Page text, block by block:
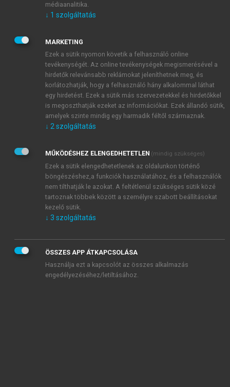
JELSZÓ
JELSZÓ ÚJRA
Kérek értesítést a MeRSZ újdonságairól, akcióiról.
Kérek értesítést az Akadémiai Kiadó Zrt. újdonságairól,
Adatkezelési tájékoztatóbanfoglaltakat tudomásul
veszem és elfogadom.
Általános vásárlási feltételeket, valamint a szotar.netés a
mersz.huoldalak licencszerződéseiben foglaltakat
tudomásul veszem és elfogadom.
KIPRÓBÁLOM
médiaanalitika.
↓ 1 szolgáltatás
MARKETING
Ezek a sütik nyomon követik a felhasználó online
tevékenységét. Az online tevékenységek megismerésével a
hirdetők relevánsabb reklámokat jeleníthetnek meg, és
korlátozhatják, hogy a felhasználó hány alkalommal láthat
egy hirdetést. Ezek a sütik más szervezetekkel és hirdetőkkel
is megoszthatják ezeket az információkat. Ezek állandó sütik,
amelyek szinte mindig egy harmadik féltől származnak.
↓ 2 szolgáltatás
MŰKÖDÉSHEZ ELENGEDHETETLEN (mindig szükséges)
Ezek a sütik elengedhetetlenek az oldalunkon történő
böngészéshez,a funkciók használatához, és a felhasználók
nem tilthatják le azokat. A feltétlenül szükséges sütik közé
tartoznak többek között a személyre szabott beállításokat
kezelő sütik.
↓ 3 szolgáltatás
ÖSSZES APP ÁTKAPCSOLÁSA
Használja ezt a kapcsolót az összes alkalmazás
engedélyezéséhez/letiltásához.